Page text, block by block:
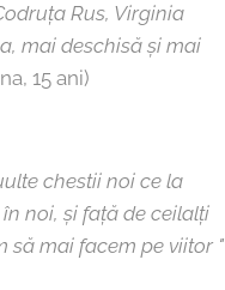
Rus, Virginia
mai deschisă și mai
15 ani)
chestii noi ce la
noi, și față de ceilalți
să mai facem pe viitor "